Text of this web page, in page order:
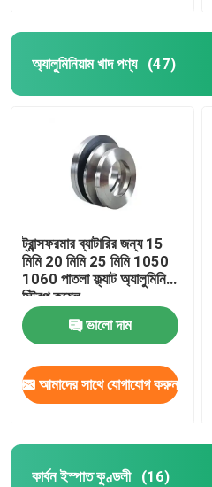
অ্যালুমিনিয়াম খাদ পণ্য (47)
ট্রান্সফরমার ব্যাটারির জন্য 15
মিমি 20 মিমি 25 মিমি 1050
1060 পাতলা ফ্ল্যাট অ্যালুমিনিয়াম
স্ট্রিপ কয়েল
ভালো দাম
আমাদের সাথে যোগাযোগ করুন
কার্বন ইস্পাত কুণ্ডলী (16)